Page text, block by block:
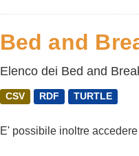
Bed and
Elenco dei Bed and
CSV RDF TURTLE
E' possibile inoltre